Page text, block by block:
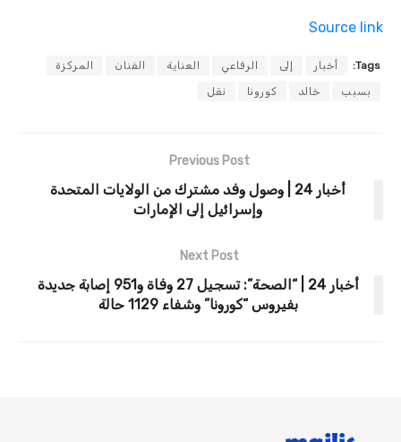
Source link
Tags: أخبار إلى الرفاعي العناية الفنان المركزة
بسبب خالد كورونا نقل
Previous Post
أخبار 24 | وصول وفد مشترك من الولايات المتحدة
وإسرائيل إلى الإمارات
Next Post
أخبار 24 | “الصحة”: تسجيل 27 وفاة و951 إصابة جديدة
بفيروس “كورونا” وشفاء 1129 حالة